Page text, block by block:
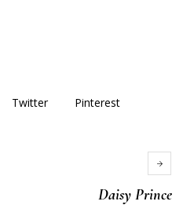
Twitter Pinterest
Daisy Prince